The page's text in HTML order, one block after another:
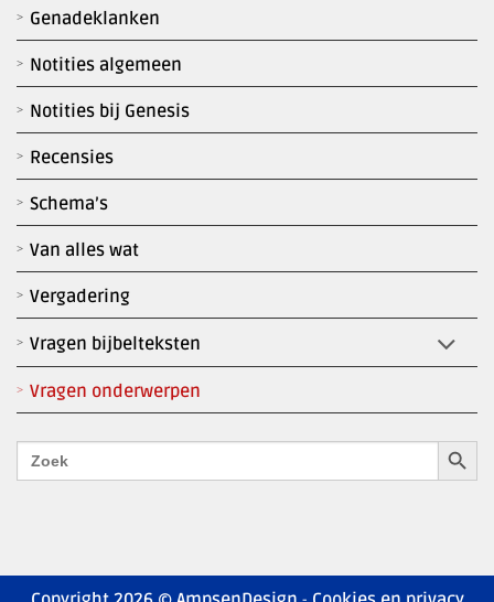
Genadeklanken
Notities algemeen
Notities bij Genesis
Recensies
Schema’s
Van alles wat
Vergadering
Vragen bijbelteksten
Vragen onderwerpen
Zoek
naar: